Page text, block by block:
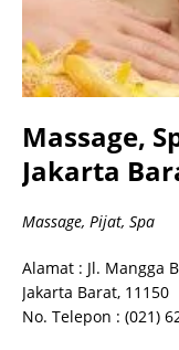
Massage,
Jakarta
Massage, Pijat, Spa
Alamat : Jl. Mangga
Jakarta Barat, 11150
No. Telepon : (021)